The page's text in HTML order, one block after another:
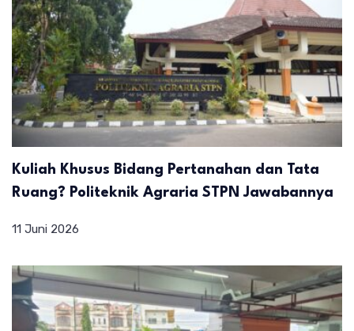
Kuliah Khusus Bidang Pertanahan dan Tata
Ruang? Politeknik Agraria STPN Jawabannya
11 Juni 2026